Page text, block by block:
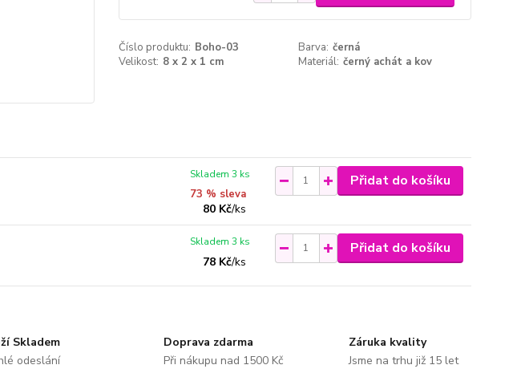
Číslo produktu: Boho-03 Barva: černá
Velikost: 8 x 2 x 1 cm Materiál: černý achát a kov
73 % sleva
80 Kč/ks
Skladem 3 ks Přidat do košíku
78 Kč/ks
Skladem 3 ks Přidat do košíku
Skladem
odeslání
Doprava zdarma
Při nákupu nad 1500 Kč
Záruka kvality
Jsme na trhu již 15 let